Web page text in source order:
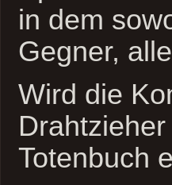
in dem
Gegner,
Wird die
Totenbuch